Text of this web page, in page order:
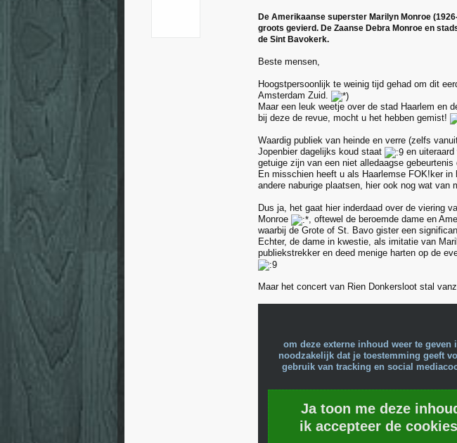
De Amerikaanse superster Marilyn Monroe
groots gevierd. De Zaanse Debra Monroe en
de Sint Bavokerk.
Beste mensen,
Hoogstpersoonlijk te weinig tijd gehad om dit
Amsterdam Zuid.
Maar een leuk weetje over de stad Haarlem en
bij deze de revue, mocht u het hebben gemist!
Waardig publiek van heinde en verre (zelfs
Jopenbier dagelijks koud staat
en
getuige zijn van een niet alledaagse
En misschien heeft u als Haarlemse FOK!ker in
andere naburige plaatsen, hier ook nog wat van
Dus ja, het gaat hier inderdaad over de viering
Monroe
, oftewel de beroemde dame en
waarbij de Grote of St. Bavo gister een
Echter, de dame in kwestie, als imitatie van
publiekstrekker en deed menige harten op de
Maar het concert van Rien Donkersloot stal
om deze externe inhoud weer te geven
noodzakelijk dat je toestemming geeft
gebruik van tracking en social
Ja toon me deze
ik accepteer de